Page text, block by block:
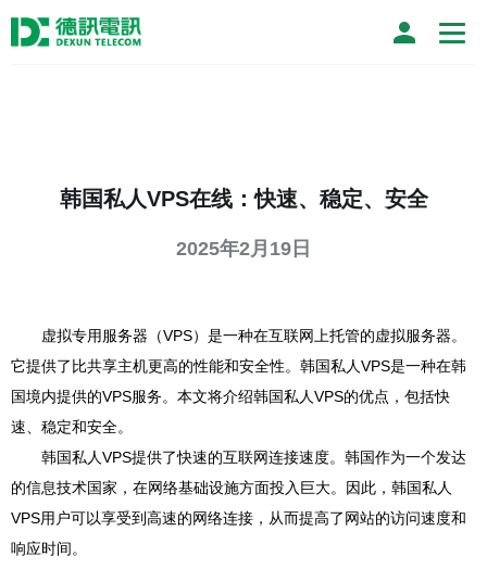
韩国私人VPS在线：快速、稳定、安全
2025年2月19日
虚拟专用服务器（VPS）是一种在互联网上托管的虚拟服务器。
它提供了比共享主机更高的性能和安全性。韩国私人VPS是一种在韩
国境内提供的VPS服务。本文将介绍韩国私人VPS的优点，包括快
速、稳定和安全。
韩国私人VPS提供了快速的互联网连接速度。韩国作为一个发达
的信息技术国家，在网络基础设施方面投入巨大。因此，韩国私人
VPS用户可以享受到高速的网络连接，从而提高了网站的访问速度和
响应时间。